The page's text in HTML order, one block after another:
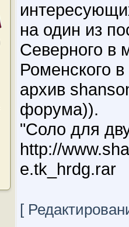
на один из
Северного в
Роменского
архив
форума)).
"Соло для
http://
e.tk_hrdg.rar
[